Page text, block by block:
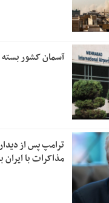
آسمان کشور
ترامپ پس از دیدار
مذاکرات با ایران